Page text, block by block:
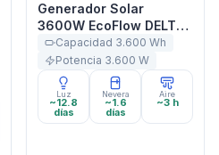
Generador Solar
3600W EcoFlow DELTA
ProCapacidad 3.600 Wh
Potencia 3.600 W
Luz
~12.8
días
Nevera
~1.6
días
Aire
~3 h